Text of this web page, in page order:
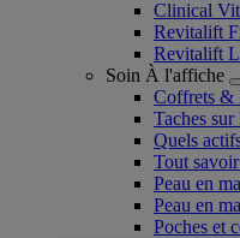
Clinical
Revitalift
Revitalift
Soin À l'affiche
Coffrets &
Taches
Quels
Tout
Peau en
Peau en
Poches et